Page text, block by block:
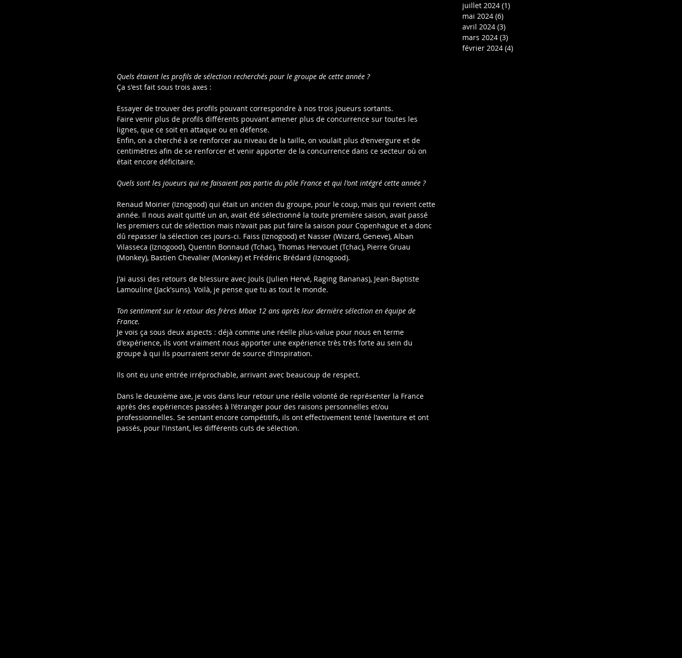
Quels étaient les profils de sélection recherchés pour le groupe de cette année ?
Ça s'est fait sous trois axes :
Essayer de trouver des profils pouvant correspondre à nos trois joueurs sortants.
Faire venir plus de profils différents pouvant amener plus de concurrence sur toutes les
lignes, que ce soit en attaque ou en défense.
Enfin, on a cherché à se renforcer au niveau de la taille, on voulait plus d'envergure et de
centimètres afin de se renforcer et venir apporter de la concurrence dans ce secteur où on
était encore déficitaire.
Quels sont les joueurs qui ne faisaient pas partie du pôle France et qui l'ont intégré cette année ?
Renaud Moirier (Iznogood) qui était un ancien du groupe, pour le coup, mais qui revient cette
année. Il nous avait quitté un an, avait été sélectionné la toute première saison, avait passé
les premiers cut de sélection mais n'avait pas put faire la saison pour Copenhague et a donc
dû repasser la sélection ces jours-ci. Faiss (Iznogood) et Nasser (Wizard, Geneve), Alban
Vilasseca (Iznogood), Quentin Bonnaud (Tchac), Thomas Hervouet (Tchac), Pierre Gruau
(Monkey), Bastien Chevalier (Monkey) et Frédéric Brédard (Iznogood).
J'ai aussi des retours de blessure avec Jouls (Julien Hervé, Raging Bananas), Jean-Baptiste
Lamouline (Jack'suns). Voilà, je pense que tu as tout le monde.
Ton sentiment sur le retour des frères Mbae 12 ans après leur dernière sélection en équipe de
France.
Je vois ça sous deux aspects : déjà comme une réelle plus-value pour nous en terme
d'expérience, ils vont vraiment nous apporter une expérience très très forte au sein du
groupe à qui ils pourraient servir de source d'inspiration.
Ils ont eu une entrée irréprochable, arrivant avec beaucoup de respect.
Dans le deuxième axe, je vois dans leur retour une réelle volonté de représenter la France
après des expériences passées à l'étranger pour des raisons personnelles et/ou
professionnelles. Se sentant encore compétitifs, ils ont effectivement tenté l'aventure et ont
passés, pour l'instant, les différents cuts de sélection.
juillet 2024 (1)
mai 2024 (6)
avril 2024 (3)
mars 2024 (3)
février 2024 (4)